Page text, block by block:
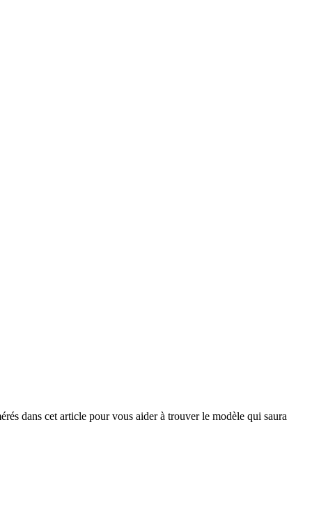
dans cet article pour vous aider à trouver le modèle qui saura